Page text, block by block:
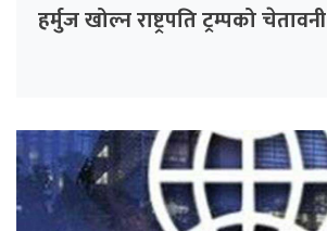
हर्मुज खोल्न राष्ट्रपति ट्रम्पको चेतावनी